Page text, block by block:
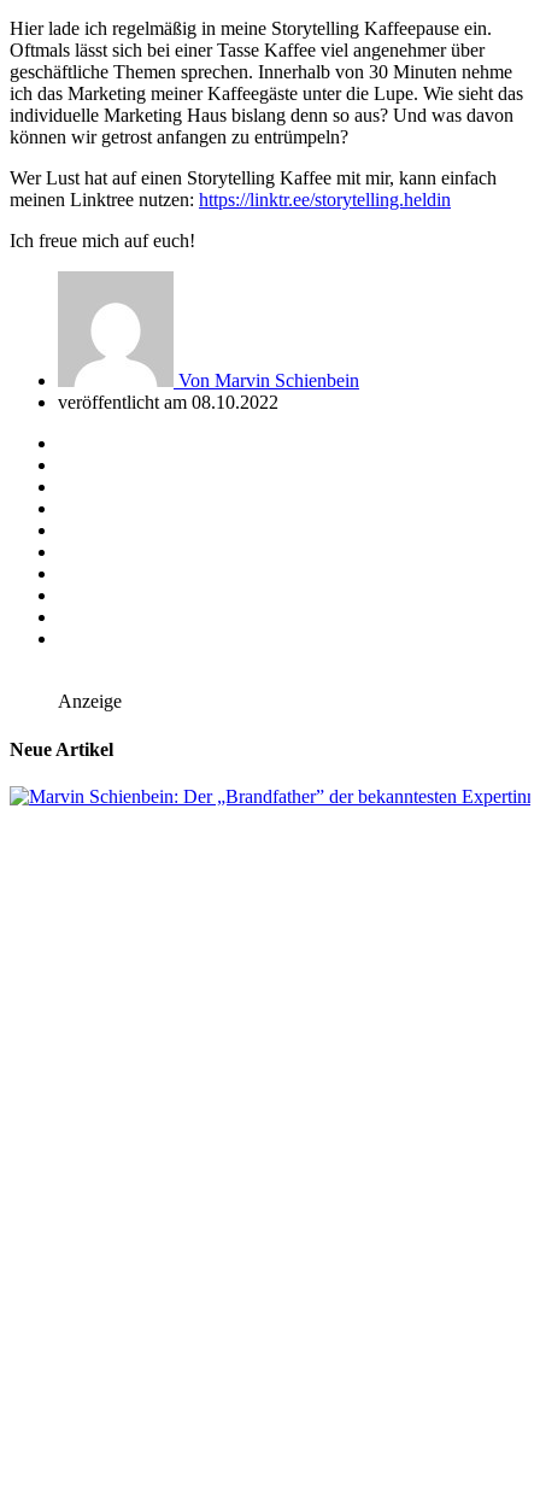
Hier lade ich regelmäßig in meine Storytelling Kaffeepause ein.
Oftmals lässt sich bei einer Tasse Kaffee viel angenehmer über
geschäftliche Themen sprechen. Innerhalb von 30 Minuten nehme
ich das Marketing meiner Kaffeegäste unter die Lupe. Wie sieht das
individuelle Marketing Haus bislang denn so aus? Und was davon
können wir getrost anfangen zu entrümpeln?
Wer Lust hat auf einen Storytelling Kaffee mit mir, kann einfach
meinen Linktree nutzen: https://linktr.ee/storytelling.heldin
Ich freue mich auf euch!
Von Marvin Schienbein
veröffentlicht am 08.10.2022
Anzeige
Neue Artikel